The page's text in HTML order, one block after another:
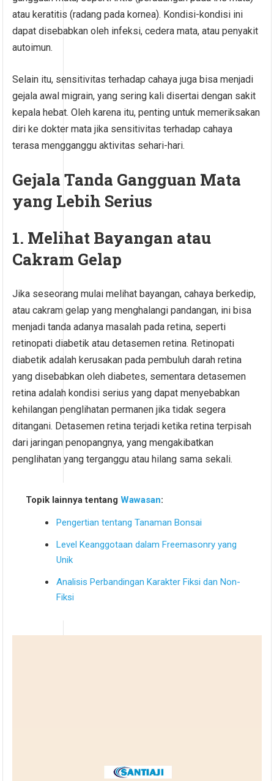
atau keratitis (radang pada kornea). Kondisi-kondisi ini
dapat disebabkan oleh infeksi, cedera mata, atau penyakit
autoimun.
Selain itu, sensitivitas terhadap cahaya juga bisa menjadi
gejala awal migrain, yang sering kali disertai dengan sakit
kepala hebat. Oleh karena itu, penting untuk memeriksakan
diri ke dokter mata jika sensitivitas terhadap cahaya
terasa mengganggu aktivitas sehari-hari.
Gejala Tanda Gangguan Mata
yang Lebih Serius
1. Melihat Bayangan atau
Cakram Gelap
Jika seseorang mulai melihat bayangan, cahaya berkedip,
atau cakram gelap yang menghalangi pandangan, ini bisa
menjadi tanda adanya masalah pada retina, seperti
retinopati diabetik atau detasemen retina. Retinopati
diabetik adalah kerusakan pada pembuluh darah retina
yang disebabkan oleh diabetes, sementara detasemen
retina adalah kondisi serius yang dapat menyebabkan
kehilangan penglihatan permanen jika tidak segera
ditangani. Detasemen retina terjadi ketika retina terpisah
dari jaringan penopangnya, yang mengakibatkan
penglihatan yang terganggu atau hilang sama sekali.
Topik lainnya tentangWawasan:
Pengertian tentang Tanaman Bonsai
Level Keanggotaan dalam Freemasonry yang
Unik
Analisis Perbandingan Karakter Fiksi dan Non-
Fiksi